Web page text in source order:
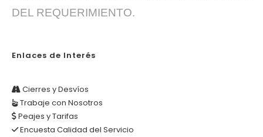
DEL REQUERIMIENTO.
Enlaces de Interés
Cierres y Desvíos
Trabaje con Nosotros
Peajes y Tarifas
Encuesta Calidad del Servicio